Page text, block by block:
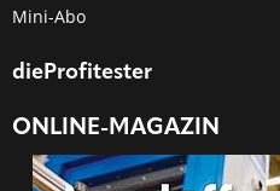
Mini-Abo
dieProfitester
ONLINE-MAGAZIN